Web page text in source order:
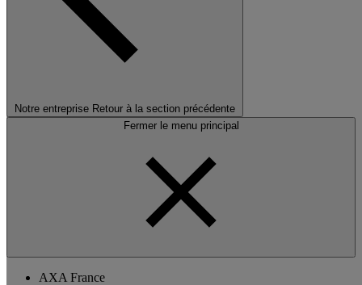
Notre entreprise Retour à la section précédente
Fermer le menu principal
AXA France